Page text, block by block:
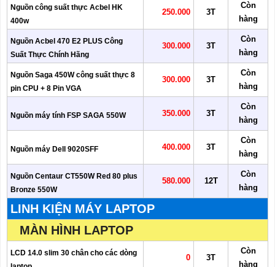
Nguồn công suất thực Acbel HK
400w
250.000 3T
Còn
hàng
Nguồn Acbel 470 E2 PLUS Công
Suất Thực Chính Hãng
300.000 3T
Còn
hàng
Nguồn Saga 450W công suất thực 8
pin CPU + 8 Pin VGA
300.000 3T
Còn
hàng
Nguồn máy tính FSP SAGA 550W 350.000 3T
Còn
hàng
Nguồn máy Dell 9020SFF 400.000 3T
Còn
hàng
Nguồn Centaur CT550W Red 80 plus
Bronze 550W
580.000 12T
Còn
hàng
LINH KIỆN MÁY LAPTOP
MÀN HÌNH LAPTOP
LCD 14.0 slim 30 chân cho các dòng
0 3T
Còn
hàng